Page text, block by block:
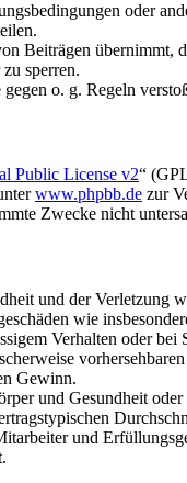
oder
Beiträgen übernimmt,
sperren.
o. g. Regeln
Public License v2“
www.phpbb.de zur
Zwecke nicht
und der
wie
Verhalten oder
Gewinn.
und Gesundheit
und